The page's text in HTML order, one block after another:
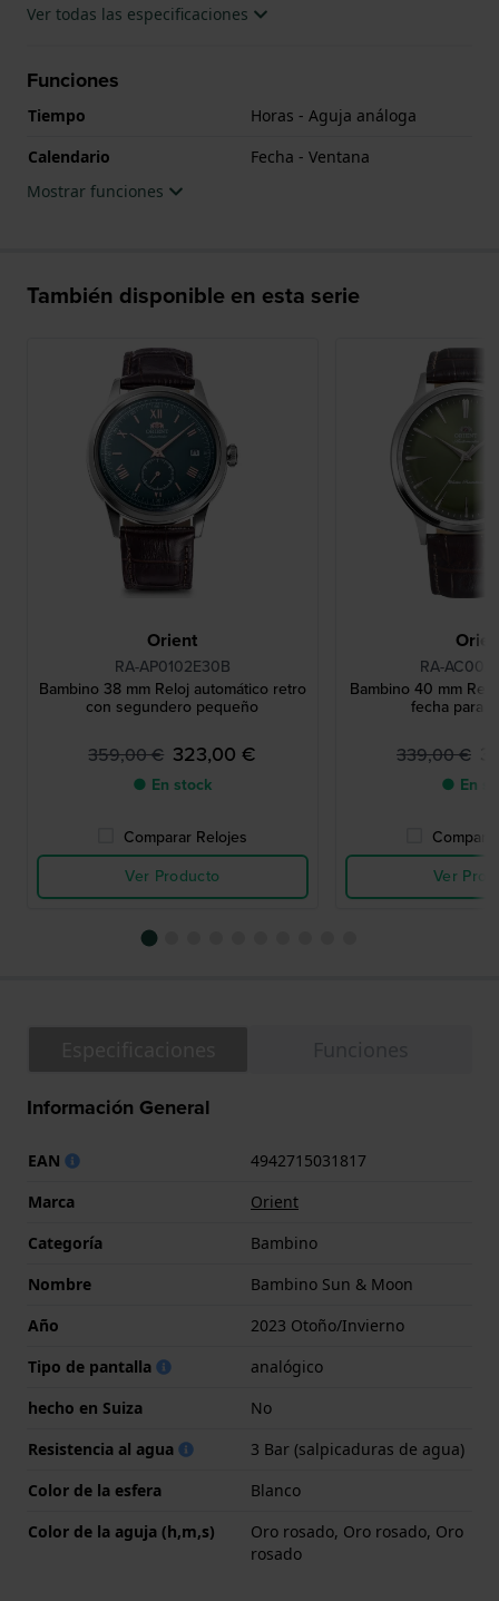
Ver todas las especificaciones
Funciones
Tiempo
Horas - Aguja análoga
Calendario
Fecha - Ventana
Mostrar funciones
También disponible en esta serie
Orient
RA-AP0102E30B
Bambino 38 mm Reloj automático retro
con segundero pequeño
359,00 € 323,00 €
● En stock
Comparar Relojes
Ver Producto
RA-
Bambino 40 mm
fecha para
339,00 €
● En
Ver
Información General
EAN
4942715031817
Marca
Orient
Categoría
Bambino
Nombre
Bambino Sun & Moon
Año
2023 Otoño/Invierno
Tipo de pantalla
analógico
hecho en Suiza
No
Resistencia al agua
3 Bar (salpicaduras de agua)
Color de la esfera
Blanco
Color de la aguja (h,m,s)
Oro rosado, Oro rosado, Oro
rosado